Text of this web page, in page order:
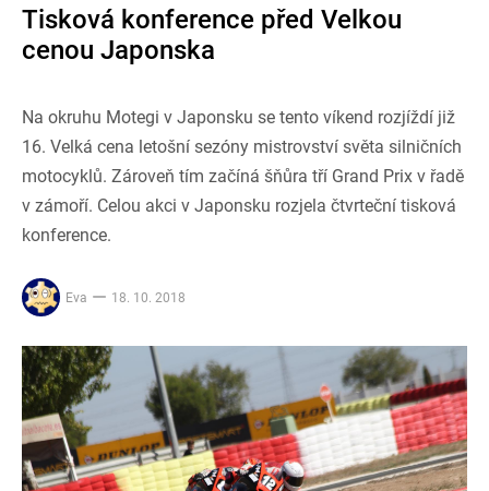
Tisková konference před Velkou
cenou Japonska
Na okruhu Motegi v Japonsku se tento víkend rozjíždí již
16. Velká cena letošní sezóny mistrovství světa silničních
motocyklů. Zároveň tím začíná šňůra tří Grand Prix v řadě
v zámoří. Celou akci v Japonsku rozjela čtvrteční tisková
konference.
Eva 18. 10. 2018